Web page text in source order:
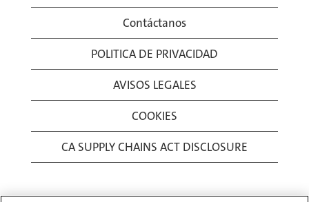
Contáctanos
POLITICA DE PRIVACIDAD
AVISOS LEGALES
COOKIES
CA SUPPLY CHAINS ACT DISCLOSURE